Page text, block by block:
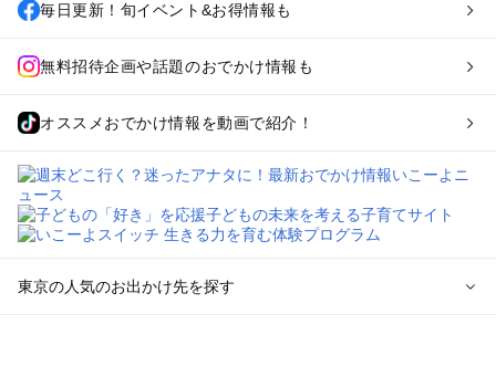
毎日更新！旬イベント&お得情報も
無料招待企画や話題のおでかけ情報も
オススメおでかけ情報を動画で紹介！
東京の人気のお出かけ先を探す